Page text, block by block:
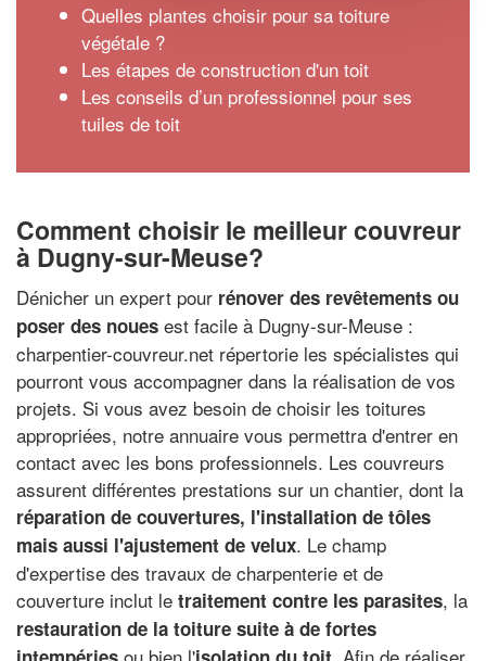
Quelles plantes choisir pour sa toiture
végétale ?
Les étapes de construction d'un toit
Les conseils d’un professionnel pour ses
tuiles de toit
Comment choisir le meilleur couvreur
à Dugny-sur-Meuse?
Dénicher un expert pour rénover des revêtements ou
poser des noues est facile à Dugny-sur-Meuse :
charpentier-couvreur.net répertorie les spécialistes qui
pourront vous accompagner dans la réalisation de vos
projets. Si vous avez besoin de choisir les toitures
appropriées, notre annuaire vous permettra d'entrer en
contact avec les bons professionnels. Les couvreurs
assurent différentes prestations sur un chantier, dont la
réparation de couvertures, l'installation de tôles
mais aussi l'ajustement de velux. Le champ
d'expertise des travaux de charpenterie et de
couverture inclut le traitement contre les parasites, la
restauration de la toiture suite à de fortes